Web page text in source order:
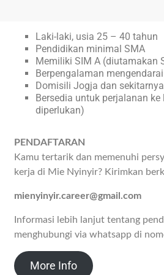
Laki-laki, usia 25 – 40 tahun
Pendidikan minimal SMA
Memiliki SIM A (diutamakan
Berpengalaman
Domisili Jogja dan sekitarnya
Bersedia untuk perjalanan
diperlukan)
PENDAFTARAN
Kamu tertarik dan memenuhi
kerja di Mie Nyinyir? Kirimkan
mienyinyir.career@gmail.com
Informasi lebih lanjut tentang
menghubungi via whatsapp di
More Info